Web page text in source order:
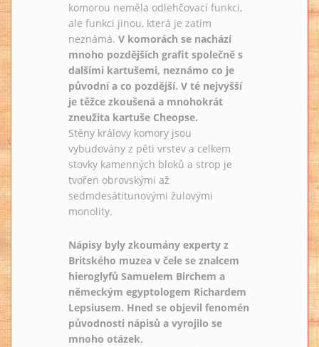
komorou neměla odlehčovací funkci,
ale funkci jinou, která je zatím
neznámá. V komorách se nachází
mnoho pozdějších grafit společně s
dalšími kartušemi, neznámo co je
původní a co pozdější. V té nejvyšší
je těžce zkoušená a mnohokrát
zneužita kartuše Cheopse.
Stěny královy komory jsou
vybudovány z pěti vrstev a celkem
stovky kamenných bloků a strop je
tvořen obrovskými až
sedmdesátitunovými žulovými
monolity.
Nápisy byly zkoumány experty z
Britského muzea v čele se znalcem
hieroglyfů Samuelem Birchem a
německým egyptologem Richardem
Lepsiusem. Hned se objevil fenomén
původnosti nápisů a vyrojilo se
mnoho otázek.